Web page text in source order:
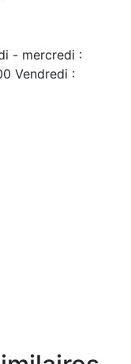
- mercredi :
Vendredi :